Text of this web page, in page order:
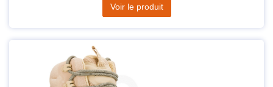
Voir le produit